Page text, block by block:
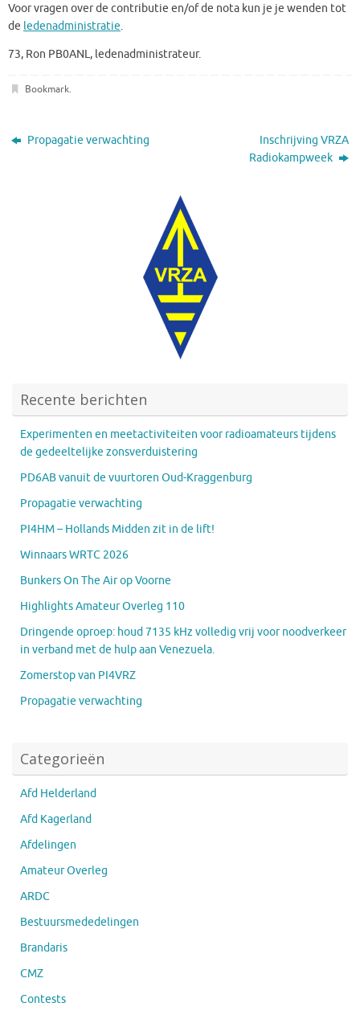
Voor vragen over de contributie en/of de nota kun je je wenden tot
de ledenadministratie.
73, Ron PB0ANL, ledenadministrateur.
Bookmark.
Propagatie verwachting
Inschrijving VRZA
Radiokampweek
Recente berichten
Experimenten en meetactiviteiten voor radioamateurs tijdens
de gedeeltelijke zonsverduistering
PD6AB vanuit de vuurtoren Oud-Kraggenburg
Propagatie verwachting
PI4HM – Hollands Midden zit in de lift!
Winnaars WRTC 2026
Bunkers On The Air op Voorne
Highlights Amateur Overleg 110
Dringende oproep: houd 7135 kHz volledig vrij voor noodverkeer
in verband met de hulp aan Venezuela.
Zomerstop van PI4VRZ
Propagatie verwachting
Categorieën
Afd Helderland
Afd Kagerland
Afdelingen
Amateur Overleg
ARDC
Bestuursmededelingen
Brandaris
CMZ
Contests